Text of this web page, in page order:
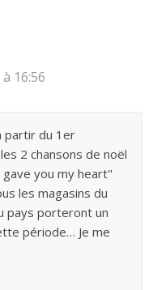
16:56
partir du 1er
2 chansons de noël
you my heart"
les magasins du
pays porteront un
période… Je me